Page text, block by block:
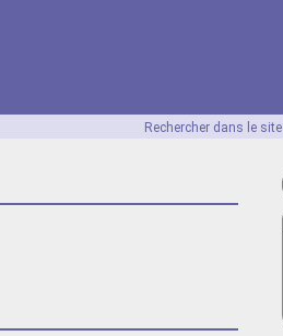
Rechercher dans le site